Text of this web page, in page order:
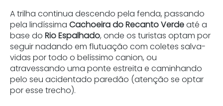
A trilha continua descendo pela fenda, passando
pela lindíssima Cachoeira do Recanto Verdeaté a
base do Rio Espalhado, onde os turistas optam por
seguir nadando em flutuação com coletes salva-
vidas por todo o belíssimo canion, ou
atravessando uma ponte estreita e caminhando
pelo seu acidentado paredão (atenção se optar
por esse trecho).